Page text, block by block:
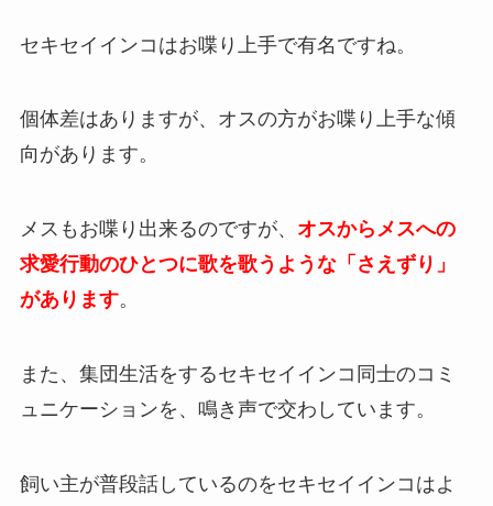
セキセイインコはお喋り上手で有名ですね。
個体差はありますが、オスの方がお喋り上手な傾
向があります。
メスもお喋り出来るのですが、 オスからメスへの
求愛行動のひとつに歌を歌うような「さえずり」
があります。
また、集団生活をするセキセイインコ同士のコミ
ュニケーションを、鳴き声で交わしています。
飼い主が普段話しているのをセキセイインコはよ